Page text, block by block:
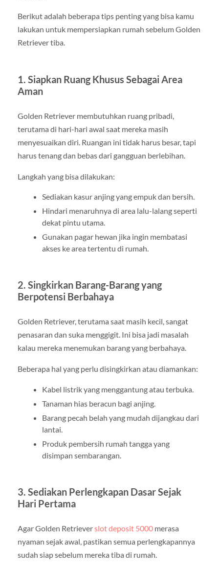
Berikut adalah beberapa tips penting yang bisa kamu
lakukan untuk mempersiapkan rumah sebelum Golden
Retriever tiba.
1. Siapkan Ruang Khusus Sebagai Area
Aman
Golden Retriever membutuhkan ruang pribadi,
terutama di hari-hari awal saat mereka masih
menyesuaikan diri. Ruangan ini tidak harus besar, tapi
harus tenang dan bebas dari gangguan berlebihan.
Langkah yang bisa dilakukan:
Sediakan kasur anjing yang empuk dan bersih.
Hindari menaruhnya di area lalu-lalang seperti
dekat pintu utama.
Gunakan pagar hewan jika ingin membatasi
akses ke area tertentu di rumah.
2. Singkirkan Barang-Barang yang
Berpotensi Berbahaya
Golden Retriever, terutama saat masih kecil, sangat
penasaran dan suka menggigit. Ini bisa jadi masalah
kalau mereka menemukan barang yang berbahaya.
Beberapa hal yang perlu disingkirkan atau diamankan:
Kabel listrik yang menggantung atau terbuka.
Tanaman hias beracun bagi anjing.
Barang pecah belah yang mudah dijangkau dari
lantai.
Produk pembersih rumah tangga yang
disimpan sembarangan.
3. Sediakan Perlengkapan Dasar Sejak
Hari Pertama
Agar Golden Retrieverslot deposit 5000merasa
nyaman sejak awal, pastikan semua perlengkapannya
sudah siap sebelum mereka tiba di rumah.